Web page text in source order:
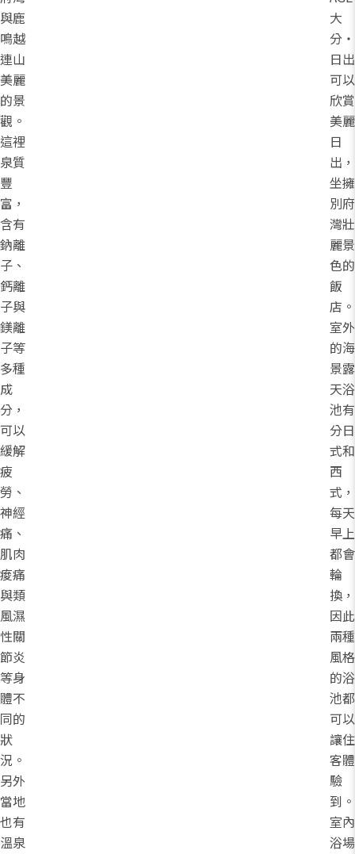
與鹿
鳴越
連山
美麗
的景
觀。
這裡
泉質
豐
富，
含有
鈉離
子、
鈣離
子與
鎂離
子等
多種
成
分，
可以
緩解
疲
勞、
神經
痛、
肌肉
痠痛
與類
風濕
性關
節炎
等身
體不
同的
狀
況。
另外
當地
也有
溫泉
大
分・
日出
可以
欣賞
美麗
日
出，
坐擁
別府
灣壯
麗景
色的
飯
店。
室外
的海
景露
天浴
池有
分日
式和
西
式，
每天
早上
都會
輪
換，
因此
兩種
風格
的浴
池都
可以
讓住
客體
驗
到。
室內
浴場